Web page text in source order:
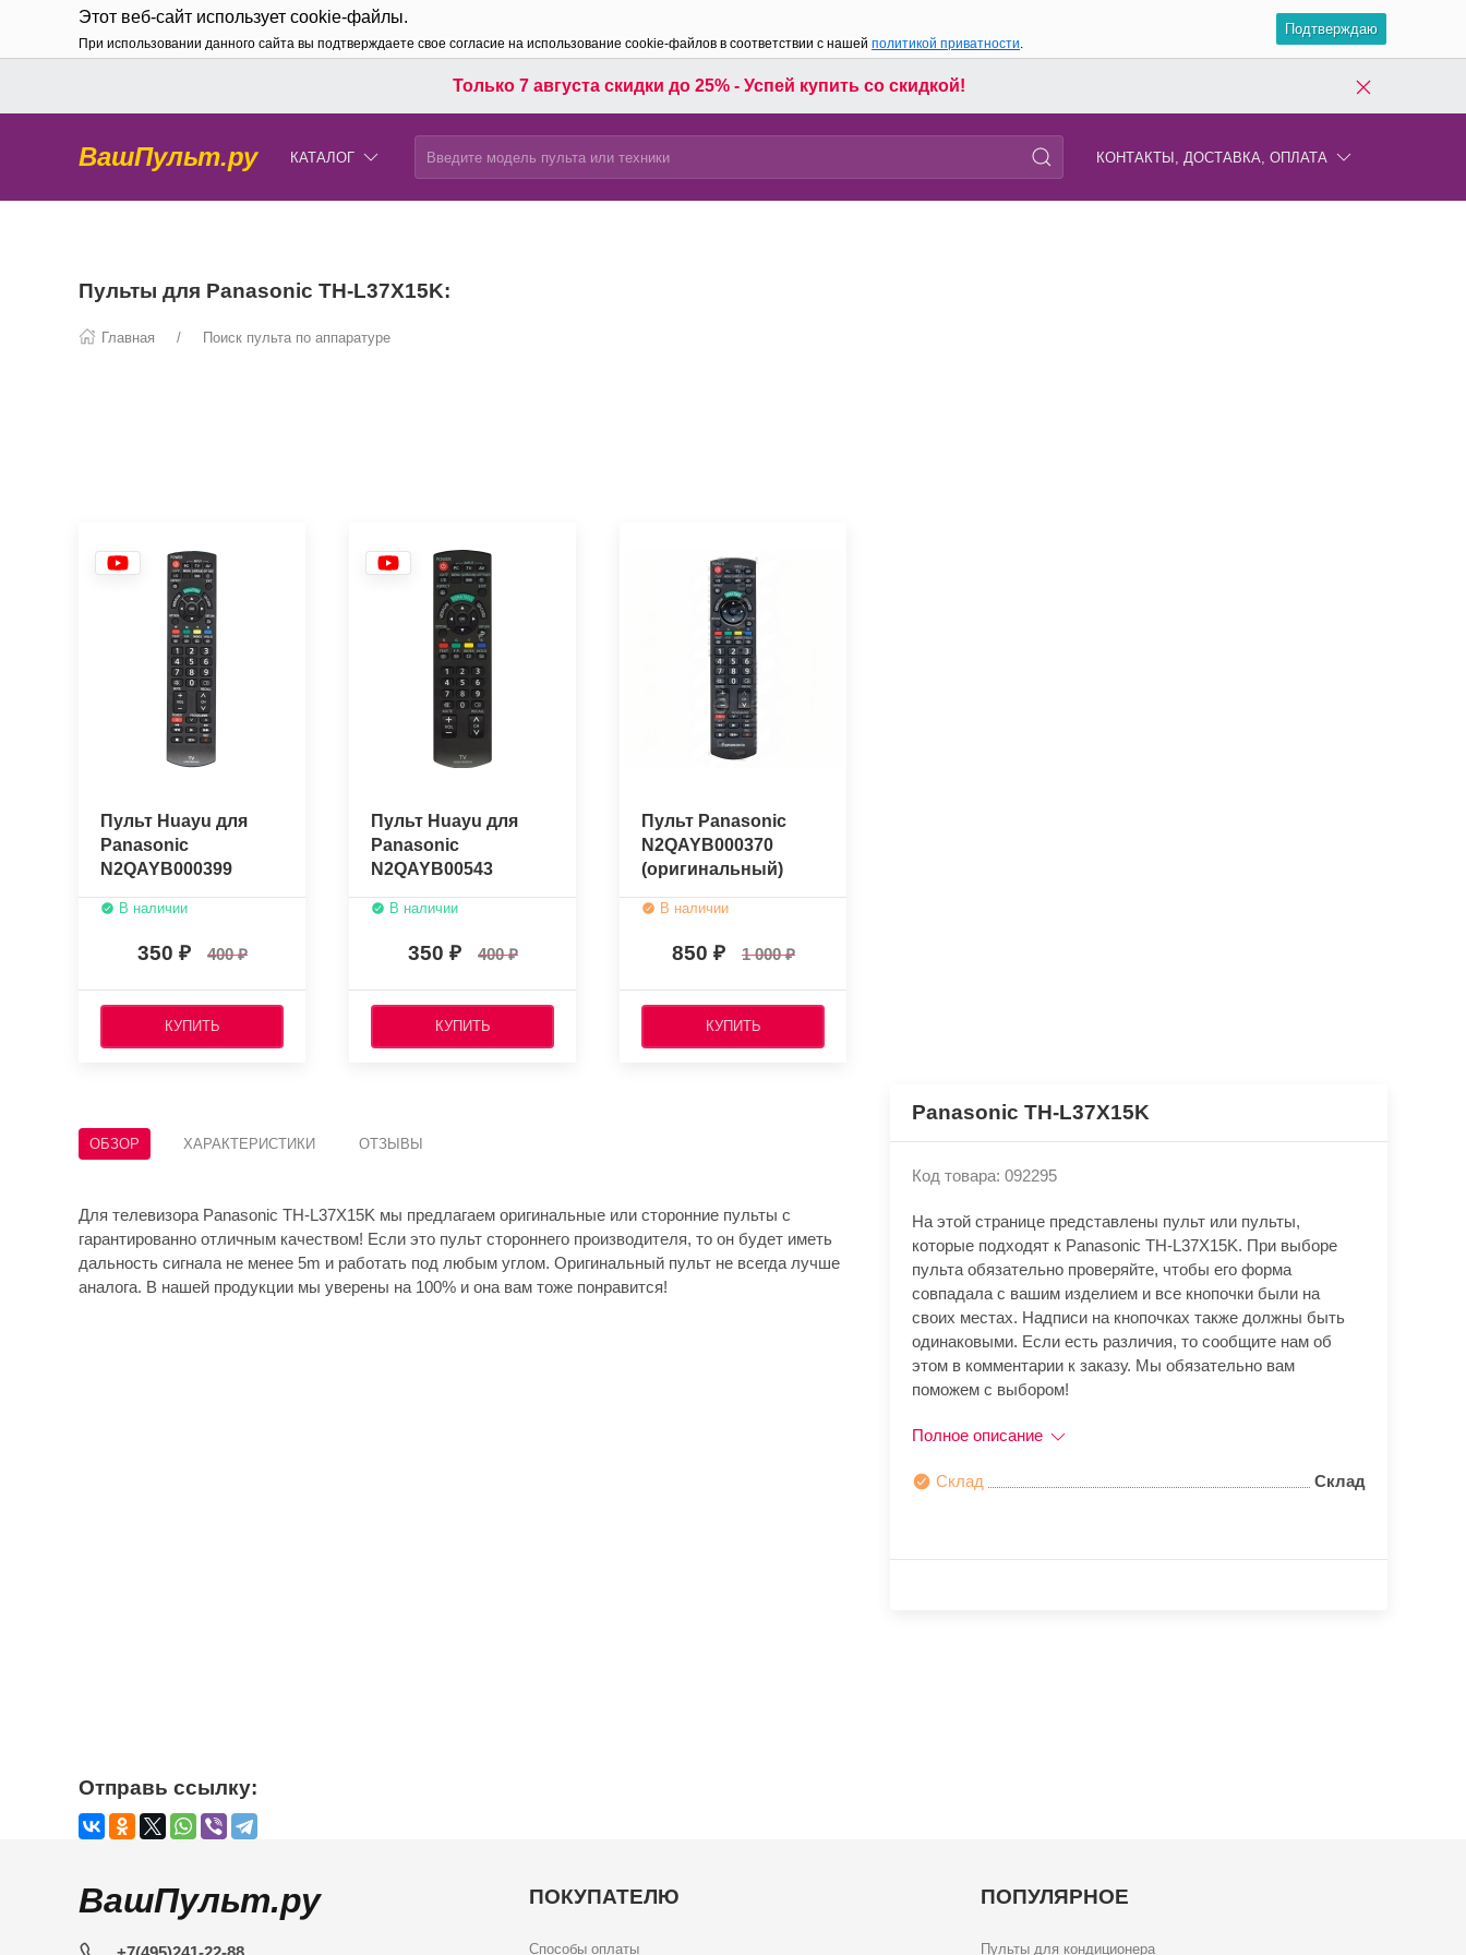
Этот веб-сайт использует cookie-файлы.
При использовании данного сайта вы подтверждаете свое согласие на использование cookie-файлов в соответствии с нашей политикой приватности.
Подтверждаю
Только 7 августа скидки до 25% - Успей купить со скидкой!
ВашПульт.ру КАТАЛОГ КОНТАКТЫ, ДОСТАВКА, ОПЛАТА
Пульты для Panasonic TH-L37X15K:
Главная Поиск пульта по аппаратуре
Пульт Huayu для
Panasonic
N2QAYB000399
В наличии
350 400
КУПИТЬ
Пульт Huayu для
Panasonic
N2QAYB00543
В наличии
350 400
КУПИТЬ
Пульт Panasonic
N2QAYB000370
(оригинальный)
В наличии
850 1 000
КУПИТЬ
ОБЗОР ХАРАКТЕРИСТИКИ ОТЗЫВЫ
Для телевизора Panasonic TH-L37X15K мы предлагаем оригинальные или сторонние пульты с
гарантированно отличным качеством! Если это пульт стороннего производителя, то он будет иметь
дальность сигнала не менее 5m и работать под любым углом. Оригинальный пульт не всегда лучше
аналога. В нашей продукции мы уверены на 100% и она вам тоже понравится!
Panasonic TH-L37X15K
Код товара: 092295
На этой странице представлены пульт или пульты,
которые подходят к Panasonic TH-L37X15K. При выборе
пульта обязательно проверяйте, чтобы его форма
совпадала с вашим изделием и все кнопочки были на
своих местах. Надписи на кнопочках также должны быть
одинаковыми. Если есть различия, то сообщите нам об
этом в комментарии к заказу. Мы обязательно вам
поможем с выбором!
Полное описание
Склад Склад
Отправь ссылку:
ВашПульт.ру ПОКУПАТЕЛЮ
Способы оплаты
ПОПУЛЯРНОЕ
Пульты для кондиционера